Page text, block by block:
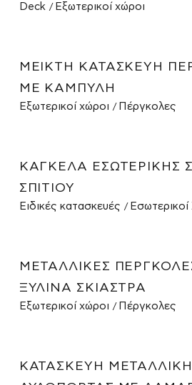
Deck Εξωτερικοί χώροι
ΜΕΙΚΤΉ ΚΑΤΑΣΚΕΥΉ
ΜΕ ΚΑΜΠΎΛΗ
Εξωτερικοί χώροι Πέργκολες
ΚΆΓΚΕΛΑ ΕΣΩΤΕΡΙΚΉΣ
ΣΠΙΤΙΟΎ
Ειδικές κατασκευές Εσωτερικοί
ΜΕΤΑΛΛΙΚΈΣ
ΞΎΛΙΝΑ ΣΚΊΑΣΤΡΑ
Εξωτερικοί χώροι Πέργκολες
ΚΑΤΑΣΚΕΥΉ